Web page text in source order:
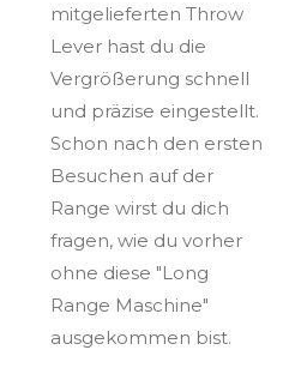
mitgelieferten Throw
Lever hast du die
Vergrößerung schnell
und präzise eingestellt.
Schon nach den ersten
Besuchen auf der
Range wirst du dich
fragen, wie du vorher
ohne diese "Long
Range Maschine"
ausgekommen bist.